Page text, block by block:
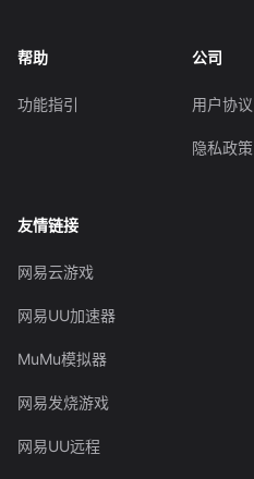
帮助
功能指引
公司
用户协议
隐私政策
友情链接
网易云游戏
网易UU加速器
MuMu模拟器
网易发烧游戏
网易UU远程